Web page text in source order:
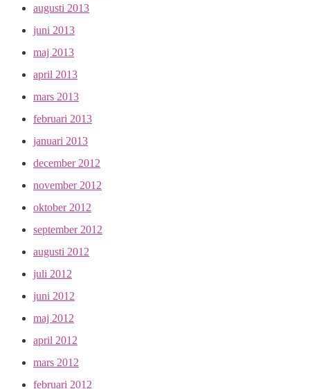
augusti 2013
juni 2013
maj 2013
april 2013
mars 2013
februari 2013
januari 2013
december 2012
november 2012
oktober 2012
september 2012
augusti 2012
juli 2012
juni 2012
maj 2012
april 2012
mars 2012
februari 2012